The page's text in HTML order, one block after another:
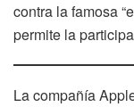
contra la famosa
permite la
La compañía